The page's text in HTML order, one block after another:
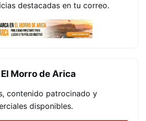
destacadas en tu correo.
Morro de Arica
contenido patrocinado y
disponibles.